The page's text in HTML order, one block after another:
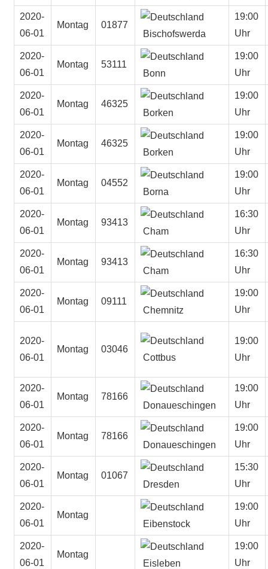
2020-
06-01
Montag
01877
Bischofswerda
19:00
Uhr
2020-
06-01
Montag
53111
Bonn
19:00
Uhr
2020-
06-01
Montag
46325
Borken
19:00
Uhr
2020-
06-01
Montag
46325
Borken
19:00
Uhr
2020-
06-01
Montag
04552
Borna
19:00
Uhr
2020-
06-01
Montag
93413
Cham
16:30
Uhr
2020-
06-01
Montag
93413
Cham
16:30
Uhr
2020-
06-01
Montag
09111
Chemnitz
19:00
Uhr
2020-
06-01
Montag
03046
Cottbus
19:00
Uhr
2020-
06-01
Montag
78166
Donaueschingen
19:00
Uhr
2020-
06-01
Montag
78166
Donaueschingen
19:00
Uhr
2020-
06-01
Montag
01067
Dresden
15:30
Uhr
2020-
06-01
Montag
Eibenstock
19:00
Uhr
2020-
06-01
Montag
Eisleben
19:00
Uhr